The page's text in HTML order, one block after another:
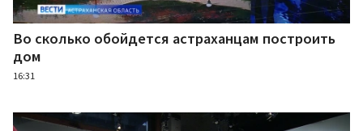
Во сколько обойдется астраханцам построить
дом
16:31